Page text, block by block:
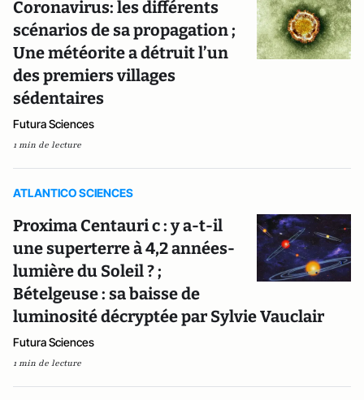
Coronavirus: les différents
scénarios de sa propagation ;
Une météorite a détruit l’un
des premiers villages
sédentaires
Futura Sciences
1 min de lecture
ATLANTICO SCIENCES
Proxima Centauri c : y a-t-il
une superterre à 4,2 années-
lumière du Soleil ? ;
Bételgeuse : sa baisse de
luminosité décryptée par Sylvie Vauclair
Futura Sciences
1 min de lecture